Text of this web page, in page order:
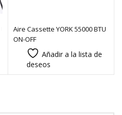
Aire Cassette YORK 55000 BTU
ON-OFF
Añadir a la lista de
deseos